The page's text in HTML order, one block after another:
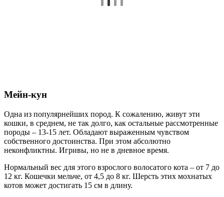
Мейн-кун
Одна из популярнейших пород. К сожалению, живут эти
кошки, в среднем, не так долго, как остальные рассмотренные
породы – 13-15 лет. Обладают выраженным чувством
собственного достоинства. При этом абсолютно
неконфликтны. Игривы, но не в дневное время.
Нормальный вес для этого взрослого волосатого кота – от 7 до
12 кг. Кошечки мельче, от 4,5 до 8 кг. Шерсть этих мохнатых
котов может достигать 15 см в длину.